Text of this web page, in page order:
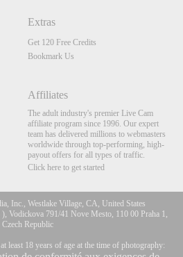
Extras
Get 120 Free Credits
Bookmark Us
Affiliates
The adult industry's premier Live Cam
affiliate program since 1996. Our expert
team has delivered millions to webmasters
worldwide through top-performing, high-
payout offers for all types of traffic.
Click here to get started
Inc., Westlake Village, CA, United States
Vodickova 791/41 Nove Mesto, 110 00 Praha 1,
Czech Republic
least 18 years of age at the time of photography: